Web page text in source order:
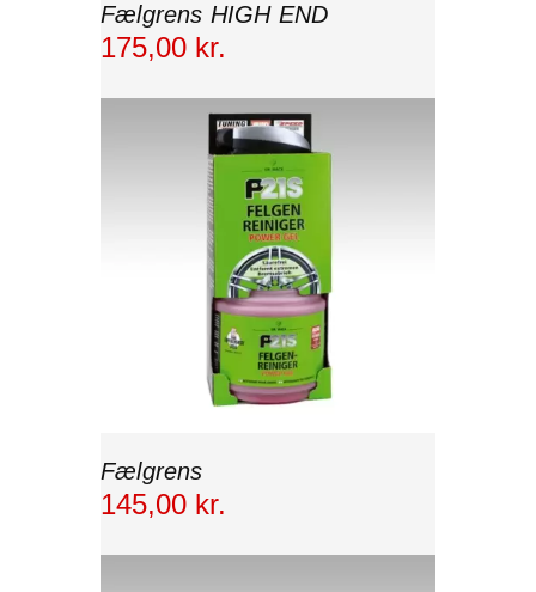
Fælgrens HIGH END
175,00 kr.
Fælgrens
145,00 kr.